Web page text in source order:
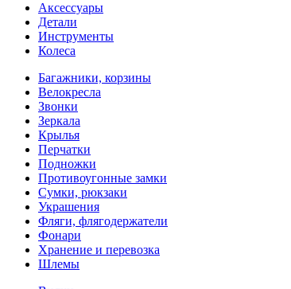
Аксессуары
Детали
Инструменты
Колеса
Багажники, корзины
Велокресла
Звонки
Зеркала
Крылья
Перчатки
Подножки
Противоугонные замки
Сумки, рюкзаки
Украшения
Фляги, флягодержатели
Фонари
Хранение и перевозка
Шлемы